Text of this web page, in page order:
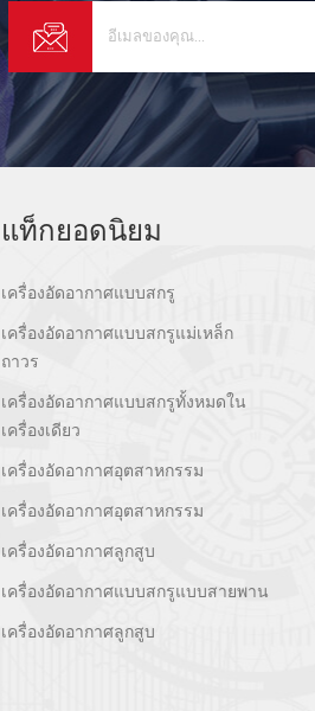
แท็กยอดนิยม
เครื่องอัดอากาศแบบสกรู
เครื่องอัดอากาศแบบสกรูแม่เหล็ก
ถาวร
เครื่องอัดอากาศแบบสกรูทั้งหมดใน
เครื่องเดียว
เครื่องอัดอากาศอุตสาหกรรม
เครื่องอัดอากาศอุตสาหกรรม
เครื่องอัดอากาศลูกสูบ
เครื่องอัดอากาศแบบสกรูแบบสายพาน
เครื่องอัดอากาศลูกสูบ